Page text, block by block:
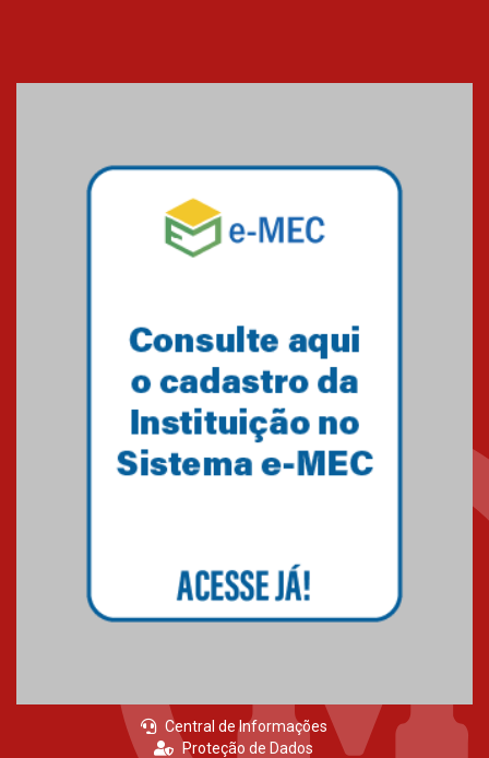
XIII Fórum de Aprendizagem
Transformadora reúne
docentes para debater
inovação e desafios da
Professora do Mackenzie é
finalista do Prêmio Jabuti com
obra sobre ética e arquitetura
contemporânea
internacionais
03.08.2026
Central de Informações
Proteção de Dados